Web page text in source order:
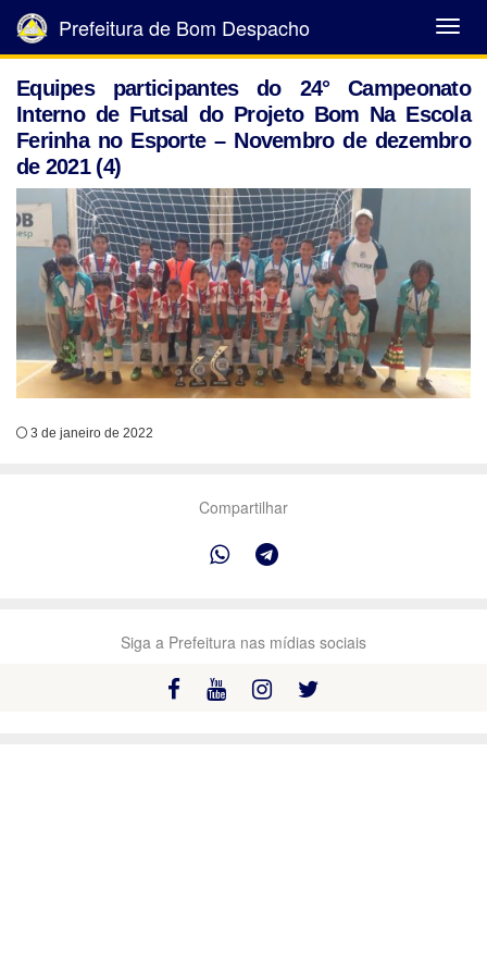
Abrir
Menu
Prefeitura de Bom Despacho
Equipes participantes do 24° Campeonato
Interno de Futsal do Projeto Bom Na Escola
Ferinha no Esporte – Novembro de dezembro
de 2021 (4)
3 de janeiro de 2022
Compartilhar
Siga a Prefeitura nas mídias sociais